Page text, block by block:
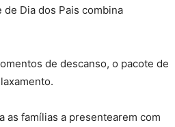
Dia dos Pais combina
de descanso, o pacote de
as famílias a presentearem com